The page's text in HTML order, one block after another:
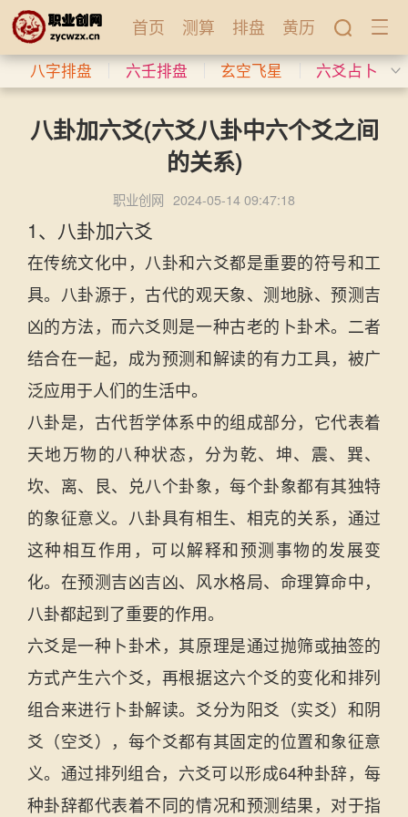
首页 测算 排盘 黄历
八字排盘 六壬排盘 玄空飞星 六爻占卜
八卦加六爻(六爻八卦中六个爻之间
的关系)
职业创网 2024-05-14 09:47:18
1、八卦加六爻
在传统文化中，八卦和六爻都是重要的符号和工
具。八卦源于，古代的观天象、测地脉、预测吉
凶的方法，而六爻则是一种古老的卜卦术。二者
结合在一起，成为预测和解读的有力工具，被广
泛应用于人们的生活中。
八卦是，古代哲学体系中的组成部分，它代表着
天地万物的八种状态，分为乾、坤、震、巽、
坎、离、艮、兑八个卦象，每个卦象都有其独特
的象征意义。八卦具有相生、相克的关系，通过
这种相互作用，可以解释和预测事物的发展变
化。在预测吉凶吉凶、风水格局、命理算命中，
八卦都起到了重要的作用。
六爻是一种卜卦术，其原理是通过抛筛或抽签的
方式产生六个爻，再根据这六个爻的变化和排列
组合来进行卜卦解读。爻分为阳爻（实爻）和阴
爻（空爻），每个爻都有其固定的位置和象征意
义。通过排列组合，六爻可以形成64种卦辞，每
种卦辞都代表着不同的情况和预测结果，对于指